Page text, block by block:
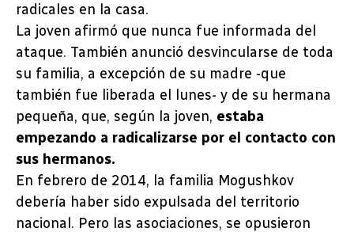
radicales en la casa.
La joven afirmó que nunca fue informada del
ataque. También anunció desvincularse de toda
su familia, a excepción de su madre -que
también fue liberada el lunes- y de su hermana
pequeña, que, según la joven, estaba
empezando a radicalizarse por el contacto con
sus hermanos.
En febrero de 2014, la familia Mogushkov
debería haber sido expulsada del territorio
nacional. Pero las asociaciones, se opusieron